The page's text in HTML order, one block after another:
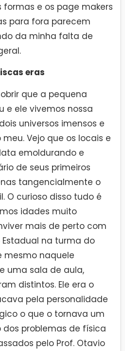
e os page makers
para fora parecem
da minha falta de
eras
que a pequena
e ele vivemos nossa
universos imensos e
Vejo que os locais e
emoldurando e
de seus primeiros
tangencialmente o
O curioso disso tudo é
idades muito
mais de perto com
Estadual na turma do
mesmo naquele
uma sala de aula,
distintos. Ele era o
pela personalidade
o que o tornava um
dos problemas de física
pelo Prof. Otavio